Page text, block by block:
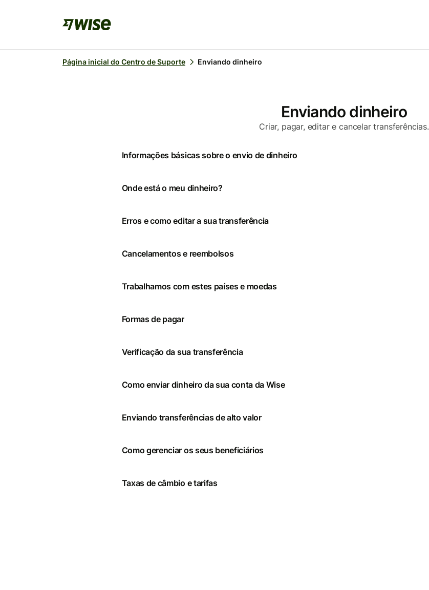
Página inicial do Centro de Suporte Enviando dinheiro
Enviando dinheiro
Criar, pagar, editar e cancelar transferências.
Informações básicas sobre o envio de dinheiro
Onde está o meu dinheiro?
Erros e como editar a sua transferência
Cancelamentos e reembolsos
Trabalhamos com estes países e moedas
Formas de pagar
Verificação da sua transferência
Como enviar dinheiro da sua conta da Wise
Enviando transferências de alto valor
Como gerenciar os seus beneficiários
Taxas de câmbio e tarifas